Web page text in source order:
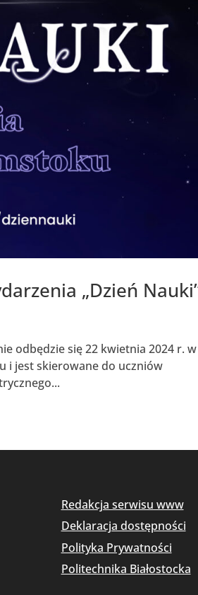
„Dzień
odbędzie się 22 kwietnia 2024 r.
i jest skierowane do uczniów
Redakcja serwisu www
Deklaracja dostępności
Polityka Prywatności
Politechnika Białostocka